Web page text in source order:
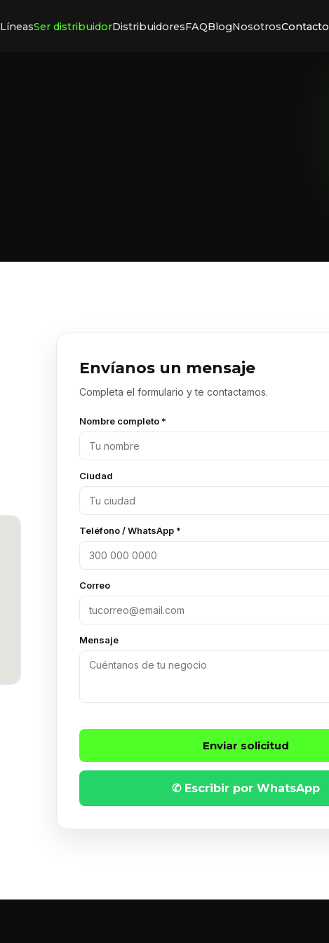
LíneasSer distribuidorDistribuidoresFAQBlogNosotrosContacto
Envíanos un mensaje
Completa el formulario y te contactamos.
Nombre completo *
Ciudad
Teléfono / WhatsApp *
Correo
Mensaje
Enviar solicitud
✆ Escribir por WhatsApp